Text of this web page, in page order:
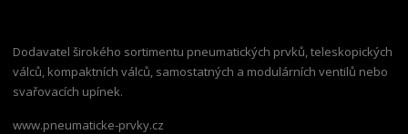
Dodavatel širokého sortimentu pneumatických prvků, teleskopických
válců, kompaktních válců, samostatných a modulárních ventilů nebo
svařovacích upínek.
www.pneumaticke-prvky.cz